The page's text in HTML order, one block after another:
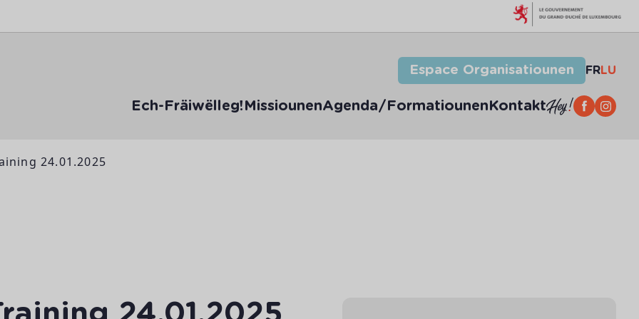
Espace Organisatiounen FRLU
Ech-Fräiwëlleg! MissiounenAgenda/FormatiounenKontakt
24.01.2025